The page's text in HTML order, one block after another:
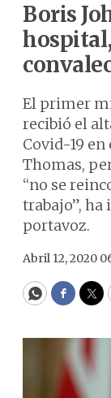
Boris
El primer
recibió el
Covid-19
Thomas,
“no se
trabajo”,
portavoz.
Abril 12, 2020
WhatsApp